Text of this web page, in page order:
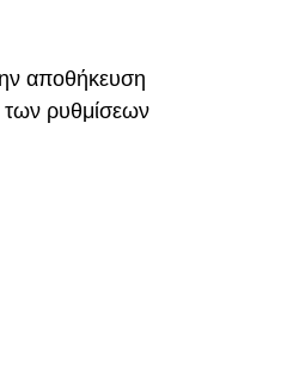
αποθήκευση
των ρυθμίσεων